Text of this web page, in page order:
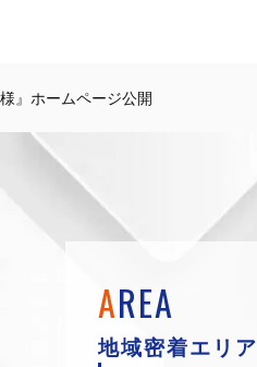
』ホームページ公開
AREA
地域密着エリア